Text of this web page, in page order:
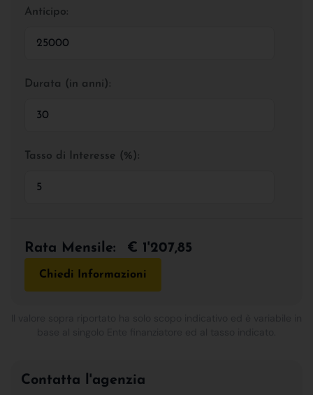
Anticipo:
Durata (in anni):
Tasso di Interesse (%):
Rata Mensile: € 1'207,85
Chiedi Informazioni
Contatta l'agenzia